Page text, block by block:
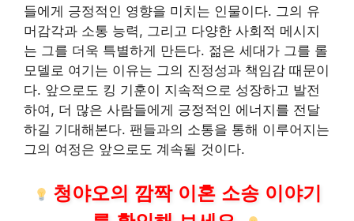
들에게 긍정적인 영향을 미치는 인물이다. 그의 유
머감각과 소통 능력, 그리고 다양한 사회적 메시지
는 그를 더욱 특별하게 만든다. 젊은 세대가 그를 롤
모델로 여기는 이유는 그의 진정성과 책임감 때문이
다. 앞으로도 킹 기훈이 지속적으로 성장하고 발전
하여, 더 많은 사람들에게 긍정적인 에너지를 전달
하길 기대해본다. 팬들과의 소통을 통해 이루어지는
그의 여정은 앞으로도 계속될 것이다.
청야오의 깜짝 이혼 소송 이야기